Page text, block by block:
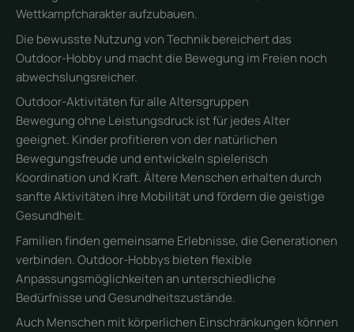
Wettkampfcharakter aufzubauen.
Die bewusste Nutzung von Technik bereichert das
Outdoor-Hobby und macht die Bewegung im Freien noch
abwechslungsreicher.
Outdoor-Aktivitäten für alle Altersgruppen
Bewegung ohne Leistungsdruck ist für jedes Alter
geeignet. Kinder profitieren von der natürlichen
Bewegungsfreude und entwickeln spielerisch
Koordination und Kraft. Ältere Menschen erhalten durch
sanfte Aktivitäten ihre Mobilität und fördern die geistige
Gesundheit.
Familien finden gemeinsame Erlebnisse, die Generationen
verbinden. Outdoor-Hobbys bieten flexible
Anpassungsmöglichkeiten an unterschiedliche
Bedürfnisse und Gesundheitszustände.
Auch Menschen mit körperlichen Einschränkungen können